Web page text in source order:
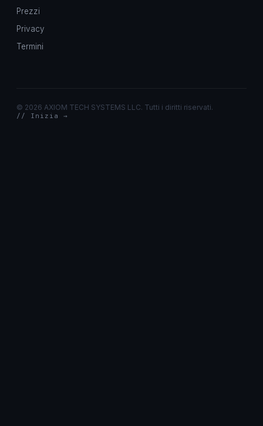
Prezzi
Privacy
Termini
© 2026 AXIOM TECH SYSTEMS LLC. Tutti i diritti riservati.
// Inizia →